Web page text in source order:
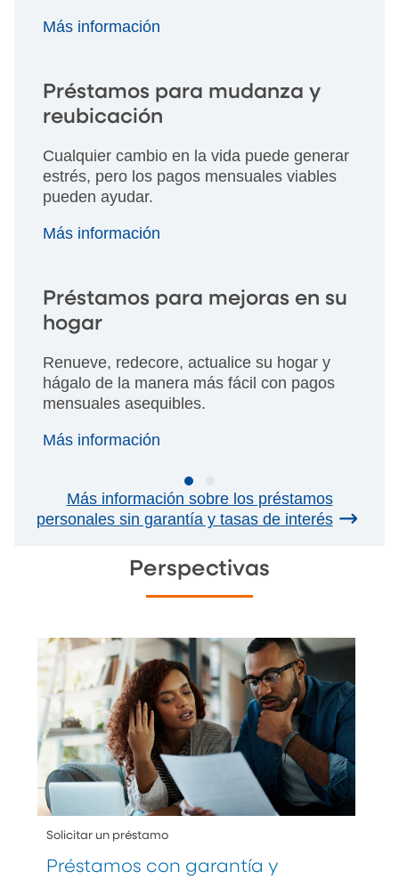
Más información
Préstamos para mudanza y
reubicación
Cualquier cambio en la vida puede generar
estrés, pero los pagos mensuales viables
pueden ayudar.
Más información
Préstamos para mejoras en su
hogar
Renueve, redecore, actualice su hogar y
hágalo de la manera más fácil con pagos
mensuales asequibles.
Más información
Más información sobre los préstamos
personales sin garantía y tasas de interés
Perspectivas
Solicitar un préstamo
Préstamos con garantía y